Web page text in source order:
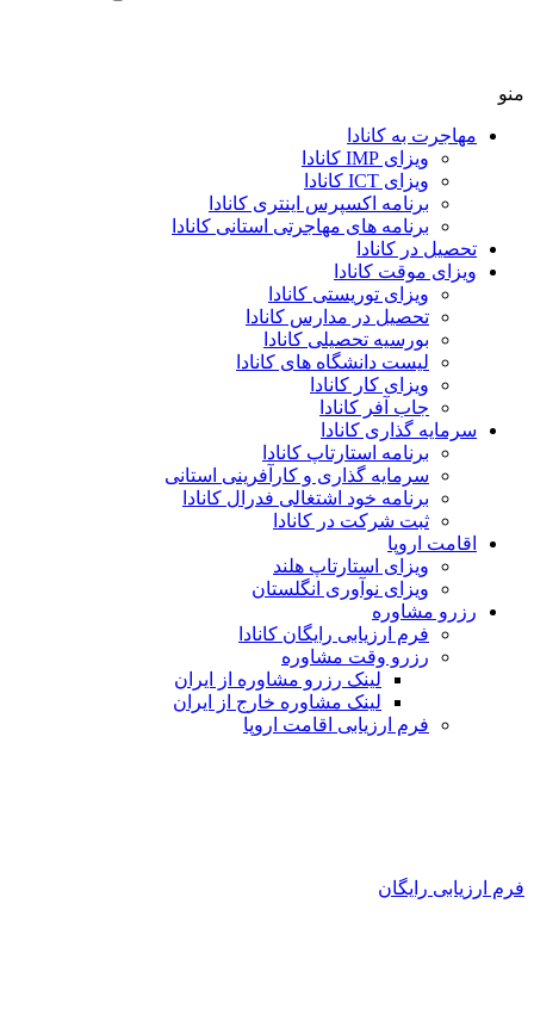
منو
مهاجرت به کانادا
ویزای IMP کانادا
ویزای ICT کانادا
برنامه اکسپرس اینتری کانادا
برنامه های مهاجرتی استانی کانادا
تحصیل در کانادا
ویزای موقت کانادا
ویزای توریستی کانادا
تحصیل در مدارس کانادا
بورسیه تحصیلی کانادا
لیست دانشگاه های کانادا
ویزای کار کانادا
جاب آفر کانادا
سرمایه گذاری کانادا
برنامه استارتاپ کانادا
سرمایه گذاری و کارآفرینی استانی
برنامه خود اشتغالی فدرال کانادا
ثبت شرکت در کانادا
اقامت اروپا
ویزای استارتاپ هلند
ویزای نوآوری انگلستان
رزرو مشاوره
فرم ارزیابی رایگان کانادا
رزرو وقت مشاوره
لینک رزرو مشاوره از ایران
لینک مشاوره خارج از ایران
فرم ارزیابی اقامت اروپا
فرم ارزیابی رایگان